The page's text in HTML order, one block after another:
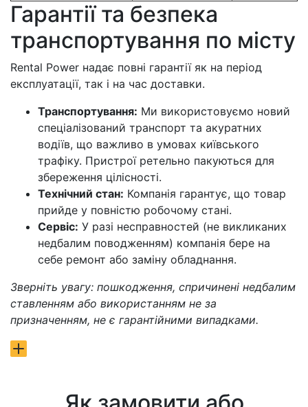
Гарантії та безпека
транспортування по місту
Rental Power надає повні гарантії як на період
експлуатації, так і на час доставки.
Транспортування: Ми використовуємо новий
спеціалізований транспорт та акуратних
водіїв, що важливо в умовах київського
трафіку. Пристрої ретельно пакуються для
збереження цілісності.
Технічний стан: Компанія гарантує, що товар
прийде у повністю робочому стані.
Сервіс: У разі несправностей (не викликаних
недбалим поводженням) компанія бере на
себе ремонт або заміну обладнання.
Зверніть увагу: пошкодження, спричинені недбалим
ставленням або використанням не за
призначенням, не є гарантійними випадками.